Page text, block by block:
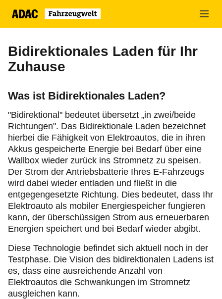
Bidirektionales Laden für Ihr
Zuhause
Was ist Bidirektionales Laden?
"Bidirektional" bedeutet übersetzt „in zwei/beide
Richtungen". Das Bidirektionale Laden bezeichnet
hierbei die Fähigkeit von Elektroautos, die in ihren
Akkus gespeicherte Energie bei Bedarf über eine
Wallbox wieder zurück ins Stromnetz zu speisen.
Der Strom der Antriebsbatterie Ihres E-Fahrzeugs
wird dabei wieder entladen und fließt in die
entgegengesetzte Richtung. Dies bedeutet, dass Ihr
Elektroauto als mobiler Energiespeicher fungieren
kann, der überschüssigen Strom aus erneuerbaren
Energien speichert und bei Bedarf wieder abgibt.
Diese Technologie befindet sich aktuell noch in der
Testphase. Die Vision des bidirektionalen Ladens ist
es, dass eine ausreichende Anzahl von
Elektroautos die Schwankungen im Stromnetz
ausgleichen kann.